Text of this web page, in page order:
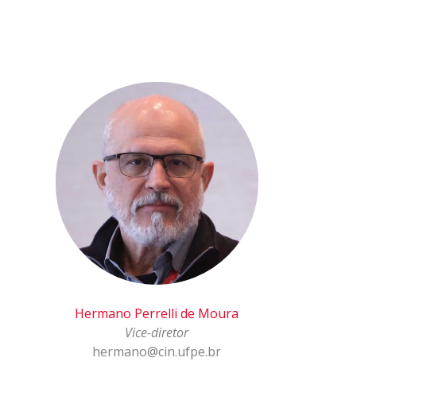
Hermano Perrelli de Moura
Vice-diretor
hermano@cin.ufpe.br